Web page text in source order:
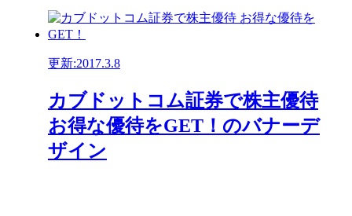
更新:2017.3.8
カブドットコム証券で株主優待
お得な優待をGET！のバナーデ
ザイン